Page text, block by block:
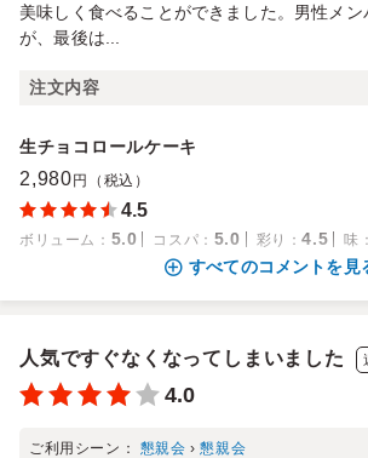
美味しく食べることができました。男性メ
が、最後は...
注文内容
生チョコロールケーキ
2,980 円（税込）
4.5
ボリューム ： 5.0 コスパ ： 5.0 彩り ：4.5 味 ：
すべてのコメントを見
人気ですぐなくなってしまいました
4.0
ご利用シーン： 懇親会 ›懇親会